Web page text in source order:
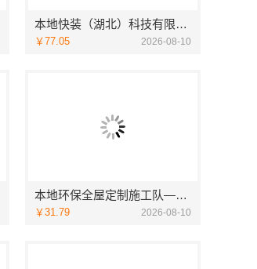
本地快装（湖北）科技有限公司：武汉轻量家庭装修新房透明报价
￥77.05 2026-08-10
本地环保全屋定制施工队——江西尚宅尚品新型环保材料有限公司
￥31.79 2026-08-10